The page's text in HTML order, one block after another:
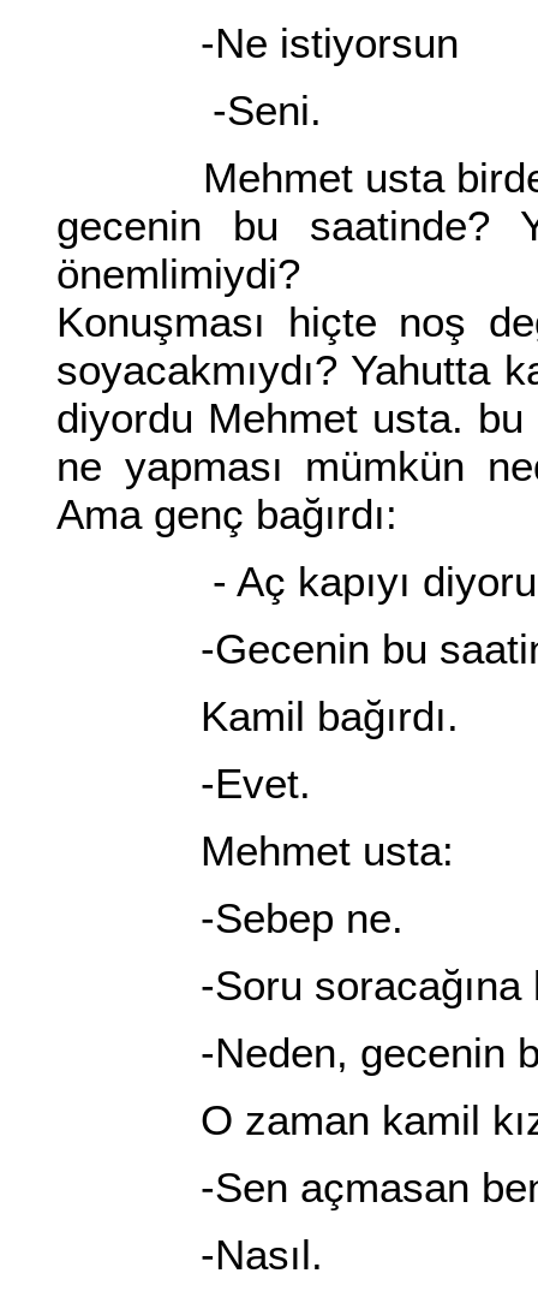
-Ne istiyorsun
-Seni.
Mehmet usta birden
gecenin bu saatinde?
önemlimiydi?
Konuşması hiçte noş
soyacakmıydı? Yahutta
diyordu Mehmet usta.
ne yapması mümkün
Ama genç bağırdı:
- Aç kapıyı
-Gecenin bu
Kamil bağırdı.
-Evet.
Mehmet usta:
-Sebep ne.
-Soru soracağına
-Neden, gecenin bu
O zaman kamil
-Sen açmasan ben
-Nasıl.